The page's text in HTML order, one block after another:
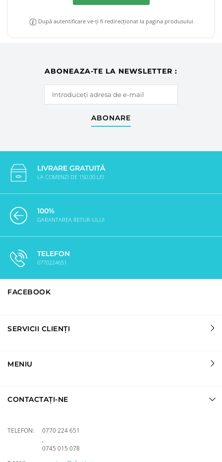
După autentificare ve-ți fi redirecționat la pagina produsului
ABONEAZA-TE LA NEWSLETTER :
ABONARE
LIVRARE GRATUITĂ
LA COMENZI DE 150.00 LEI
100%
GARANTAREA RETUR-ULUI
TELEFON
0770224651
FACEBOOK
SERVICII CLIENȚI
MENIU
CONTACTAȚI-NE
TELEFON:
0770 224 651
,
0745 015 078